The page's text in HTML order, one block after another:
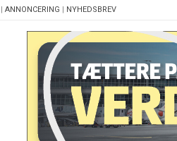
| ANNONCERING | NYHEDSBREV